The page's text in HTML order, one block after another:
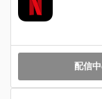
配信